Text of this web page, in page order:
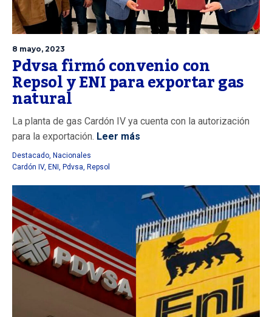
8 mayo, 2023
Pdvsa firmó convenio con
Repsol y ENI para exportar gas
natural
La planta de gas Cardón IV ya cuenta con la autorización
para la exportación. Leer más
Destacado, Nacionales
Cardón IV, ENI , Pdvsa, Repsol